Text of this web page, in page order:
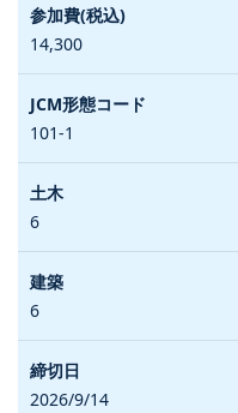
14,300
101-1
6
6
2026/9/14